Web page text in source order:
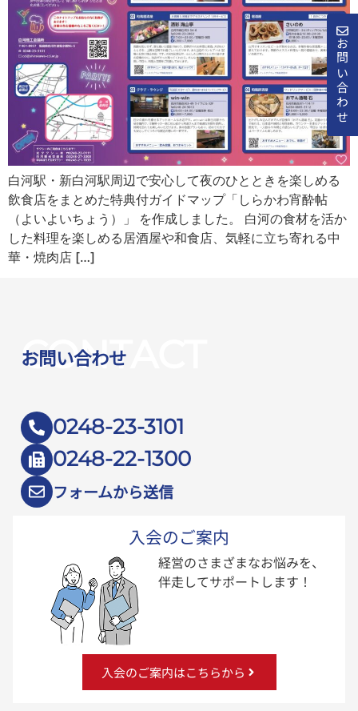
お問い合わせ
白河駅・新白河駅周辺で安心して夜のひとときを楽しめる
飲食店をまとめた特典付ガイドマップ「しらかわ宵酔帖
（よいよいちょう）」 を作成しました。 白河の食材を活か
した料理を楽しめる居酒屋や和食店、気軽に立ち寄れる中
華・焼肉店 […]
CONTACT
お問い合わせ
0248-23-3101
0248-22-1300
フォームから送信
入会のご案内
経営のさまざまなお悩みを、
伴走してサポートします！
入会のご案内はこちらから